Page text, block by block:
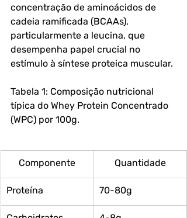
concentração de aminoácidos de
cadeia ramificada (BCAAs),
particularmente a leucina, que
desempenha papel crucial no
estímulo à síntese proteica muscular.
Tabela 1: Composição nutricional
típica do Whey Protein Concentrado
(WPC) por 100g.
Componente Quantidade
Proteína 70-80g